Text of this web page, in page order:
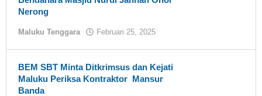
Nerong
Maluku Tenggara Februari 25, 2025
BEM SBT Minta Ditkrimsus dan Kejati
Maluku Periksa Kontraktor Mansur
Banda